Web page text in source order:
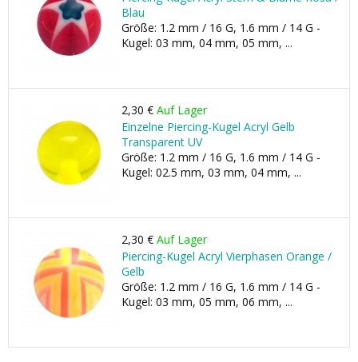
Blau
Größe: 1.2 mm / 16 G, 1.6 mm / 14 G -
Kugel: 03 mm, 04 mm, 05 mm, ...
2,30 € Auf Lager
Einzelne Piercing-Kugel Acryl Gelb
Transparent UV
Größe: 1.2 mm / 16 G, 1.6 mm / 14 G -
Kugel: 02.5 mm, 03 mm, 04 mm, ...
2,30 € Auf Lager
Piercing-Kugel Acryl Vierphasen Orange /
Gelb
Größe: 1.2 mm / 16 G, 1.6 mm / 14 G -
Kugel: 03 mm, 05 mm, 06 mm, ...